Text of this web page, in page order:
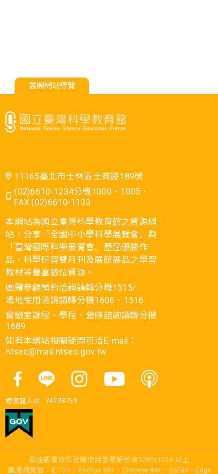
展開網站導覽
11165臺北市士林區士商路189號
(02)6610-1234分機1000、1005．
FAX (02)6610-1133
本網站為國立臺灣科學教育館之資源網
站，分享「全國中小學科學展覽會」與
「臺灣國際科學展覽會」歷屆優勝作
品、科學研習雙月刊及展館展品之學習
教材等豐富數位資源。
團體參觀預約洽詢請轉分機1515/
場地使用洽詢請轉分機1606、1516
實驗室課程、學程、營隊諮詢請轉分機
1689
如有本網站相關疑問可洽E-mail：
ntsec@mail.ntsec.gov.tw
總瀏覽人次 : 74238759
最佳觀看效果建議使用螢幕解析度1280x1024 以上
建議瀏覽器：IE 11+、Firefox 39+、Chrome 44+、Safari、Edge